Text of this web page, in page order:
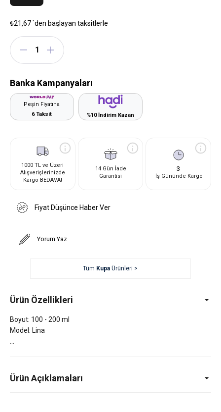
₺21,67`den başlayan taksitlerle
Banka Kampanyaları
Peşin Fiyatına
6 Taksit
%10 İndirim Kazan
1000 TL ve Üzeri
Alışverişlerinizde
Kargo BEDAVA!
14 Gün İade
Garantisi
3
İş Gününde Kargo
Fiyat Düşünce Haber Ver
Yorum Yaz
Tüm Kupa Ürünleri >
Ürün Özellikleri
Boyut: 100 - 200 ml
Model: Lina
Ürün Açıklamaları